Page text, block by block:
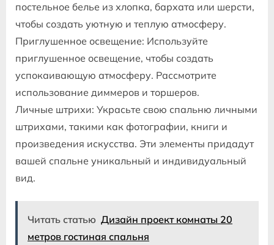
постельное белье из хлопка, бархата или шерсти,
чтобы создать уютную и теплую атмосферу.
Приглушенное освещение: Используйте
приглушенное освещение, чтобы создать
успокаивающую атмосферу. Рассмотрите
использование диммеров и торшеров.
Личные штрихи: Украсьте свою спальню личными
штрихами, такими как фотографии, книги и
произведения искусства. Эти элементы придадут
вашей спальне уникальный и индивидуальный
вид.
Читать статью Дизайн проект комнаты 20
метров гостиная спальня